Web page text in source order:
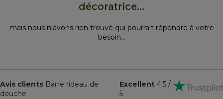
décoratrice...
mais nous n'avons rien trouvé qui pourrait répondre à votre
besoin...
Avis clients Barre rideau de
douche
Excellent 4.5 /
5